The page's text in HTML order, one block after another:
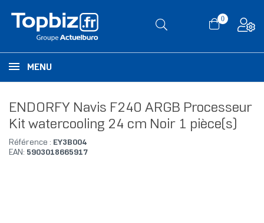
0
MENU
ENDORFY Navis F240 ARGB Processeur
Kit watercooling 24 cm Noir 1 pièce(s)
Référence : EY3B004
EAN: 5903018665917